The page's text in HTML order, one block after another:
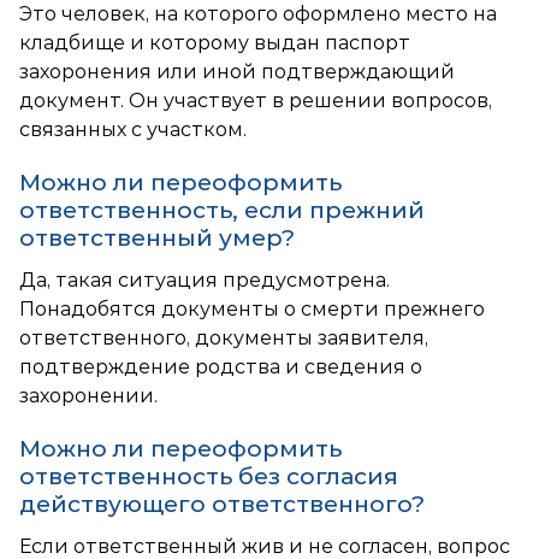
Это человек, на которого оформлено место на
кладбище и которому выдан паспорт
захоронения или иной подтверждающий
документ. Он участвует в решении вопросов,
связанных с участком.
Можно ли переоформить
ответственность, если прежний
ответственный умер?
Да, такая ситуация предусмотрена.
Понадобятся документы о смерти прежнего
ответственного, документы заявителя,
подтверждение родства и сведения о
захоронении.
Можно ли переоформить
ответственность без согласия
действующего ответственного?
Если ответственный жив и не согласен, вопрос